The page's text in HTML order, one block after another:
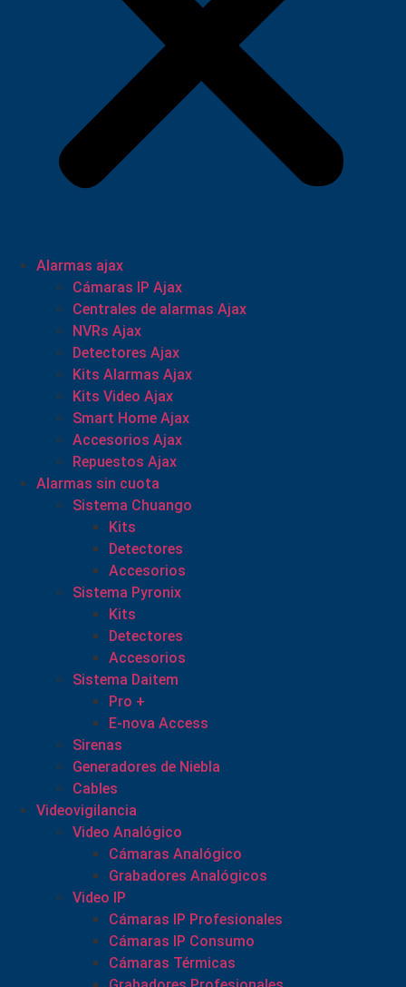
Alarmas ajax
Cámaras IP Ajax
Centrales de alarmas Ajax
NVRs Ajax
Detectores Ajax
Kits Alarmas Ajax
Kits Video Ajax
Smart Home Ajax
Accesorios Ajax
Repuestos Ajax
Alarmas sin cuota
Sistema Chuango
Kits
Detectores
Accesorios
Sistema Pyronix
Kits
Detectores
Accesorios
Sistema Daitem
Pro +
E-nova Access
Sirenas
Generadores de Niebla
Cables
Videovigilancia
Video Analógico
Cámaras Analógico
Grabadores Analógicos
Video IP
Cámaras IP Profesionales
Cámaras IP Consumo
Cámaras Térmicas